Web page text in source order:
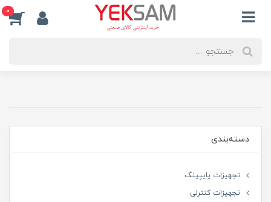
0
دسته‌بندی
تجهیزات پایپینگ
تجهیزات کنترلی